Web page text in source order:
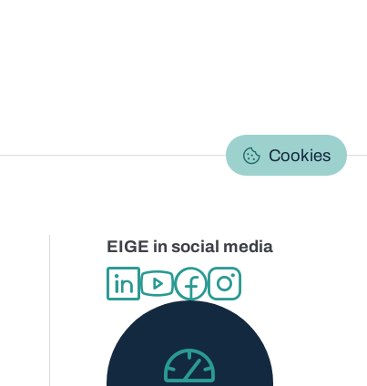
Cookies
EIGE in social media